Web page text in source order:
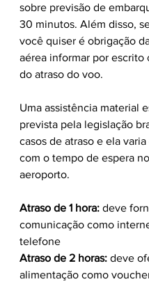
sobre previsão de
30 minutos. Além disso,
você quiser é obrigação
aérea informar por escrito
do atraso do voo.
Uma assistência material
prevista pela legislação
casos de atraso e ela
com o tempo de espera no
aeroporto.
Atraso de 1 hora: deve
comunicação como
telefone
Atraso de 2 horas: deve
alimentação como